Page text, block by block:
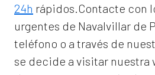
24h rápidos.Contacte con
urgentes de Navalvillar de
teléfono o a través de
se decide a visitar nuestra